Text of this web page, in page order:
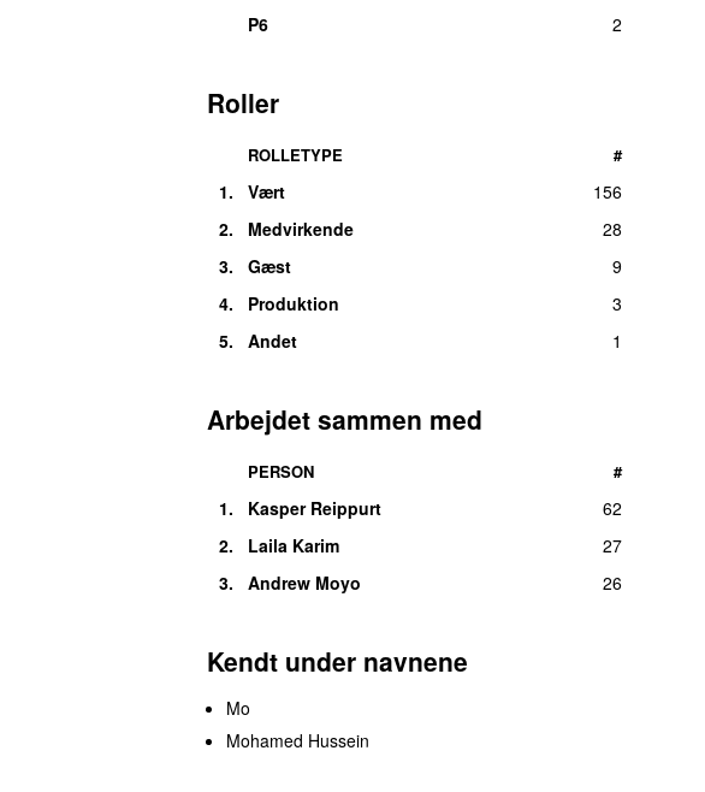
P6
2
Roller
ROLLETYPE #
1. Vært
156
2.
Medvirkende
28
3.
Gæst
9
4.
Produktion
3
5.
Andet 1
Arbejdet sammen med
PERSON #
1. Kasper Reippurt
62
2.
Laila Karim
27
3.
Andrew Moyo 26
Kendt under navnene
Mo
Mohamed Hussein